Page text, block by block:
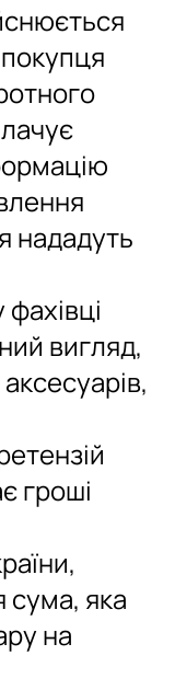
нададуть
вигляд,
гроші
сума, яка
на